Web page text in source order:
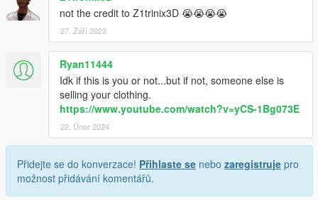
not the credit to Z1trinix3D 😭😭😭😭
27. Září 2023
Ryan11444
Idk if this is you or not...but if not, someone else is
selling your clothing.
https://www.youtube.com/watch?v=yCS-1Bg073E
22. Únor 2024
Přidejte se do konverzace! Přihlaste se nebo zaregistruje pro
možnost přidávání komentářů.